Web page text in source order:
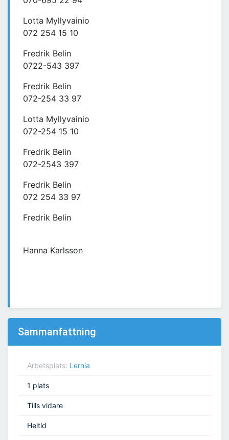
Lotta Myllyvainio
072 254 15 10
Fredrik Belin
0722-543 397
Fredrik Belin
072-254 33 97
Lotta Myllyvainio
072-254 15 10
Fredrik Belin
072-2543 397
Fredrik Belin
072 254 33 97
Fredrik Belin
Hanna Karlsson
Sammanfattning
Arbetsplats: Lernia
1 plats
Tills vidare
Heltid